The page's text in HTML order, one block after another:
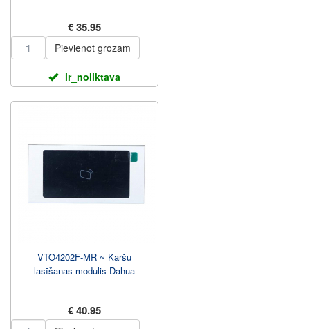
€ 35.95
Pievienot grozam
ir_noliktava
VTO4202F-MR ~ Karšu
lasīšanas modulis Dahua
€ 40.95